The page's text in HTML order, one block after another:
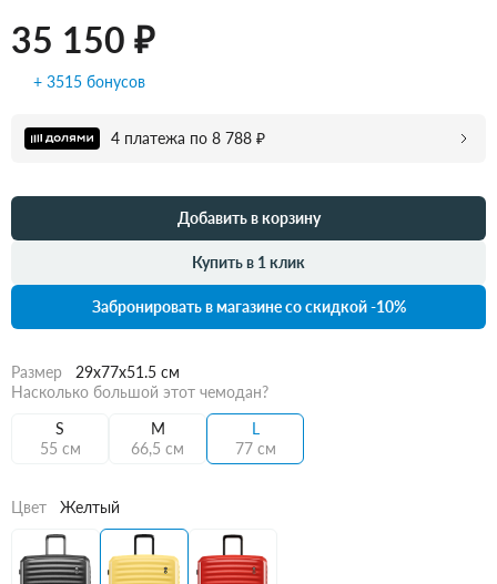
35 150 ₽
+ 3515 бонусов
4 платежа по 8 788 ₽
Добавить в корзину
Купить в 1 клик
Забронировать в магазине со скидкой -10%
Размер
29x77x51.5 см
Насколько большой этот чемодан?
S
55 см
M
66,5 см
L
77 см
Цвет Желтый